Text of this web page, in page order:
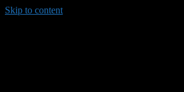
Skip to content